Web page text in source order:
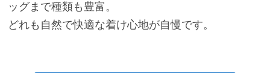
ッグまで種類も豊富。
どれも自然で快適な着け心地が自慢です。